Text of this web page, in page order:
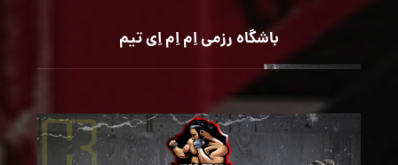
باشگاه رزمی اِم اِم اِی تیم